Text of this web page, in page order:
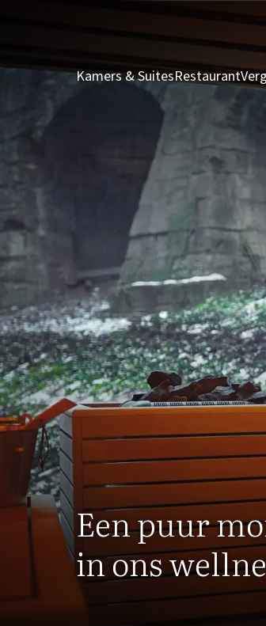
Kamers & SuitesRestaurant
Een puur
in ons